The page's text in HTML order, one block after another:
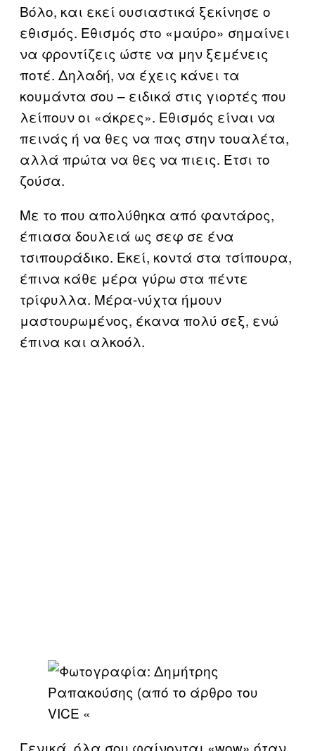
Βόλο, και εκεί ουσιαστικά ξεκίνησε ο
εθισμός. Εθισμός στο «μαύρο» σημαίνει
να φροντίζεις ώστε να μην ξεμένεις
ποτέ. Δηλαδή, να έχεις κάνει τα
κουμάντα σου – ειδικά στις γιορτές που
λείπουν οι «άκρες». Εθισμός είναι να
πεινάς ή να θες να πας στην τουαλέτα,
αλλά πρώτα να θες να πιεις. Έτσι το
ζούσα.
Με το που απολύθηκα από φαντάρος,
έπιασα δουλειά ως σεφ σε ένα
τσιπουράδικο. Εκεί, κοντά στα τσίπουρα,
έπινα κάθε μέρα γύρω στα πέντε
τρίφυλλα. Μέρα-νύχτα ήμουν
μαστουρωμένος, έκανα πολύ σεξ, ενώ
έπινα και αλκοόλ.
Γενικά, όλα σου φαίνονται «wow» όταν